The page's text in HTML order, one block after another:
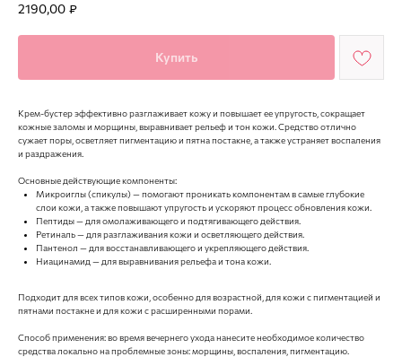
2190,00 ₽
Купить
Крем-бустер эффективно разглаживает кожу и повышает ее упругость, сокращает
кожные заломы и морщины, выравнивает рельеф и тон кожи. Средство отлично
сужает поры, осветляет пигментацию и пятна постакне, а также устраняет воспаления
и раздражения.
Основные действующие компоненты:
Микроиглы (спикулы) — помогают проникать компонентам в самые глубокие
слои кожи, а также повышают упругость и ускоряют процесс обновления кожи.
Пептиды — для омолаживающего и подтягивающего действия.
Ретиналь — для разглаживания кожи и осветляющего действия.
Пантенол — для восстанавливающего и укрепляющего действия.
Ниацинамид — для выравнивания рельефа и тона кожи.
Подходит для всех типов кожи, особенно для возрастной, для кожи с пигментацией и
пятнами постакне и для кожи с расширенными порами.
Способ применения: во время вечернего ухода нанесите необходимое количество
средства локально на проблемные зоны: морщины, воспаления, пигментацию.